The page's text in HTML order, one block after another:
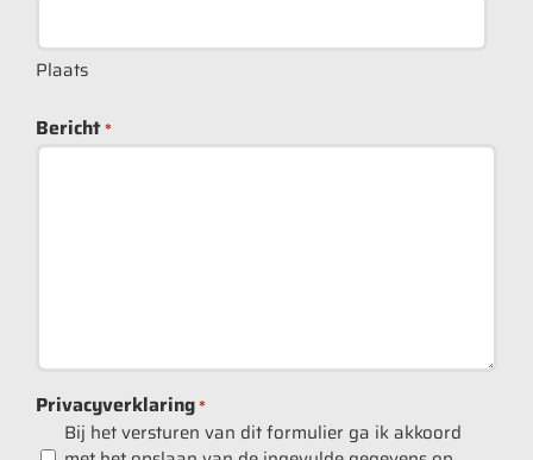
Plaats
Bericht*
Privacyverklaring*
Bij het versturen van dit formulier ga ik akkoord